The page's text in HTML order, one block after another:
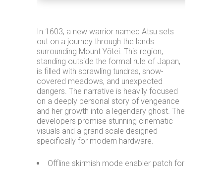
In 1603, a new warrior named Atsu sets
out on a journey through the lands
surrounding Mount Yōtei. This region,
standing outside the formal rule of Japan,
is filled with sprawling tundras, snow-
covered meadows, and unexpected
dangers. The narrative is heavily focused
on a deeply personal story of vengeance
and her growth into a legendary ghost. The
developers promise stunning cinematic
visuals and a grand scale designed
specifically for modern hardware.
Offline skirmish mode enabler patch for